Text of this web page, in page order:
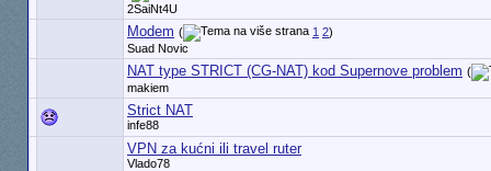
2SaiNt4U
Modem ( 1 2)
Suad Novic
NAT type STRICT (CG-NAT) kod Supernove problem (
makiem
Strict NAT
infe88
VPN za kućni ili travel ruter
Vlado78